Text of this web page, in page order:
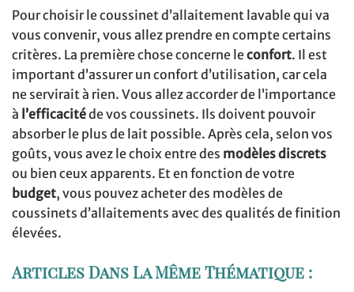
Pour choisir le coussinet d’allaitement lavable qui va
vous convenir, vous allez prendre en compte certains
critères. La première chose concerne leconfort. Il est
important d’assurer un confort d’utilisation, car cela
ne servirait à rien. Vous allez accorder de l’importance
à l’efficacitéde vos coussinets. Ils doivent pouvoir
absorber le plus de lait possible. Après cela, selon vos
goûts, vous avez le choix entre des modèles discrets
ou bien ceux apparents. Et en fonction de votre
budget, vous pouvez acheter des modèles de
coussinets d’allaitements avec des qualités de finition
élevées.
Articles Dans La Même Thématique :